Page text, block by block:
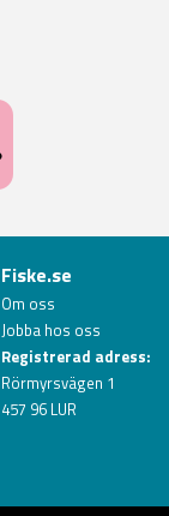
Fiske.se
Om oss
Jobba hos oss
Registrerad adress:
Rörmyrsvägen 1
457 96 LUR